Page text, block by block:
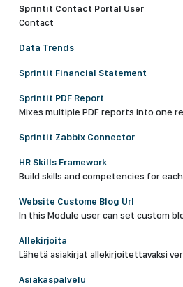
Sprintit Contact Portal User
Contact
Data Trends
Sprintit Financial Statement
Sprintit PDF Report
Mixes multiple PDF reports into one
Sprintit Zabbix Connector
HR Skills Framework
Build skills and competencies for
Website Custome Blog Url
In this Module user can set custom
Allekirjoita
Lähetä asiakirjat allekirjoitettavaksi
Asiakaspalvelu